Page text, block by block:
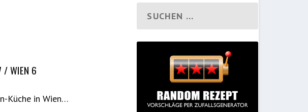
/ WIEN 6
Küche in Wien…